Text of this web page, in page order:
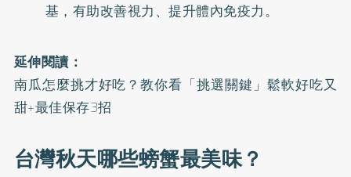
基，有助改善視力、提升體內免疫力。
延伸閱讀：
南瓜怎麼挑才好吃？教你看「挑選關鍵」鬆軟好吃又
甜+最佳保存3招
台灣秋天哪些螃蟹最美味？